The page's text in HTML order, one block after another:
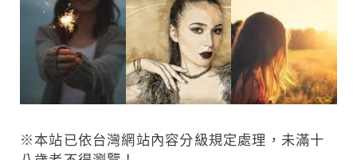
※本站已依台灣網站內容分級規定處理，未滿十